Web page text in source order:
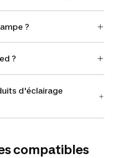
?
?
d'éclairage
compatibles